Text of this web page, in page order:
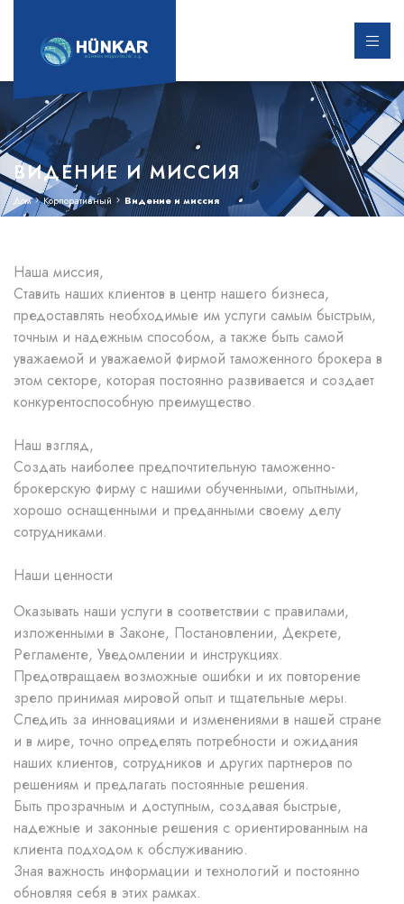
ВИДЕНИЕ И МИССИЯ
Дом Корпоративный Видение и миссия
Наша миссия,
Ставить наших клиентов в центр нашего бизнеса,
предоставлять необходимые им услуги самым быстрым,
точным и надежным способом, а также быть самой
уважаемой и уважаемой фирмой таможенного брокера в
этом секторе, которая постоянно развивается и создает
конкурентоспособную преимущество.
Наш взгляд,
Создать наиболее предпочтительную таможенно-
брокерскую фирму с нашими обученными, опытными,
хорошо оснащенными и преданными своему делу
сотрудниками.
Наши ценности
Оказывать наши услуги в соответствии с правилами,
изложенными в Законе, Постановлении, Декрете,
Регламенте, Уведомлении и инструкциях.
Предотвращаем возможные ошибки и их повторение
зрело принимая мировой опыт и тщательные меры.
Следить за инновациями и изменениями в нашей стране
и в мире, точно определять потребности и ожидания
наших клиентов, сотрудников и других партнеров по
решениям и предлагать постоянные решения.
Быть прозрачным и доступным, создавая быстрые,
надежные и законные решения с ориентированным на
клиента подходом к обслуживанию.
Зная важность информации и технологий и постоянно
обновляя себя в этих рамках.